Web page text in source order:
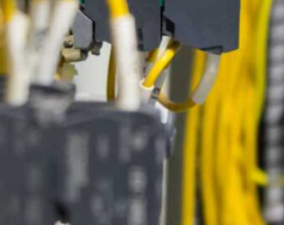
İzoleli Kablo Yüksükleri ve
Terminalleri
Kondansatör
Parafudlar
Buton & Ledli Sinyaller
Switchler